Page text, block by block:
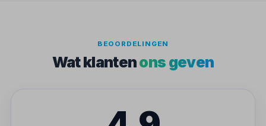
BEOORDELINGEN
Wat klantenons geven